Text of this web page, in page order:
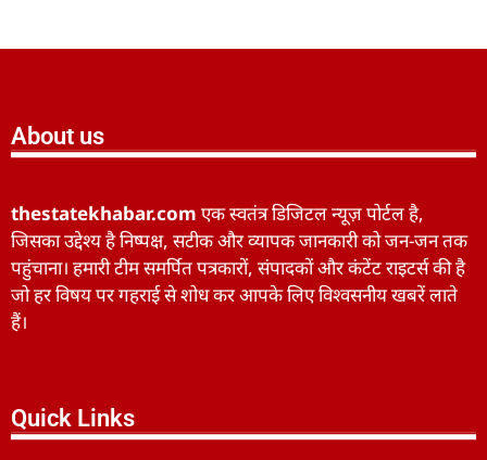
About us
thestatekhabar.com एक स्वतंत्र डिजिटल न्यूज़ पोर्टल है,
जिसका उद्देश्य है निष्पक्ष, सटीक और व्यापक जानकारी को जन-जन तक
पहुंचाना। हमारी टीम समर्पित पत्रकारों, संपादकों और कंटेंट राइटर्स की है
जो हर विषय पर गहराई से शोध कर आपके लिए विश्वसनीय खबरें लाते
हैं।
Quick Links